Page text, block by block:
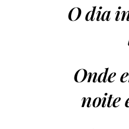
O dia
Onde
noite